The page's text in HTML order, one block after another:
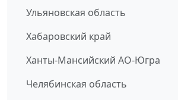
Ульяновская область
Хабаровский край
Ханты-Мансийский АО-Югра
Челябинская область